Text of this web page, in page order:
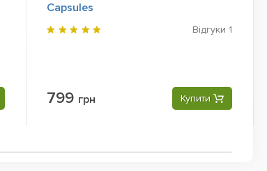
Capsules
Відгуки 1
799 грн Купити